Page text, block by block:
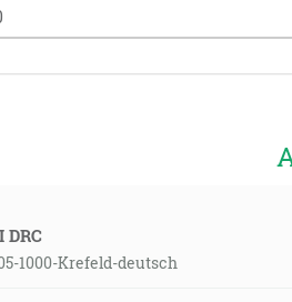
DRC
1000-Krefeld-deutsch